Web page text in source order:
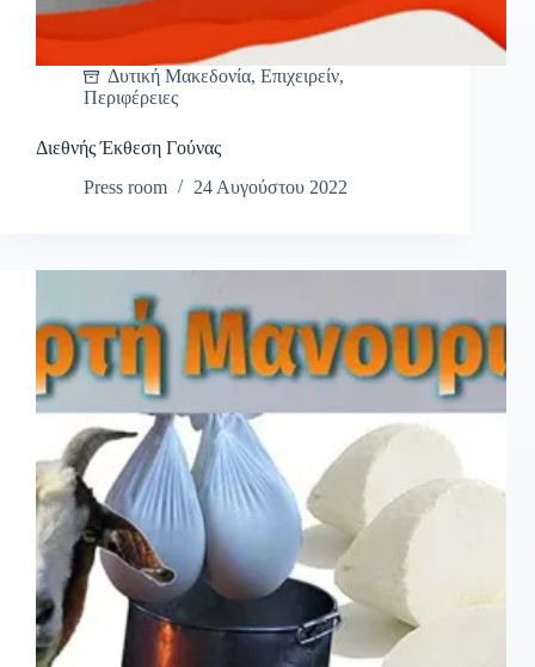
Δυτική Μακεδονία, Επιχειρείν,
Περιφέρειες
Διεθνής Έκθεση Γούνας
Press room
24 Αυγούστου 2022